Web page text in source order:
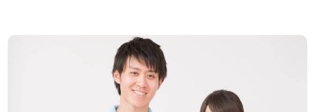
＊精勤手当 ５，０００円／月